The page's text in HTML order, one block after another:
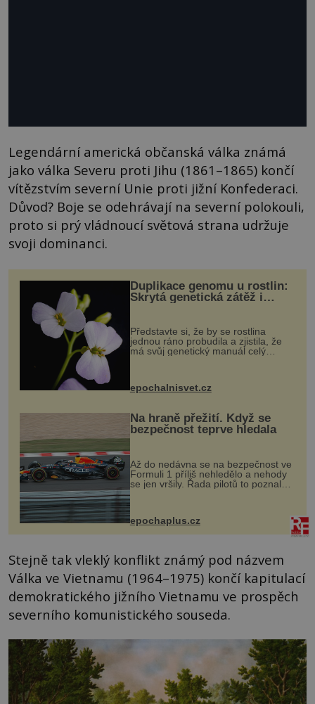
Legendární americká občanská válka známá
jako válka Severu proti Jihu (1861–1865) končí
vítězstvím severní Unie proti jižní Konfederaci.
Důvod? Boje se odehrávají na severní polokouli,
proto si prý vládnoucí světová strana udržuje
svoji dominanci.
Duplikace genomu u rostlin:
Skrytá genetická zátěž i
Představte si, že by se rostlina
jednou ráno probudila a zjistila, že
má svůj genetický manuál celý
vstupenka...
epochalnisvet.cz
Na hraně přežití. Když se
bezpečnost teprve hledala
Až do nedávna se na bezpečnost ve
Formuli 1 příliš nehledělo a nehody
se jen vršily. Řada pilotů to poznala
na vlastní kůži, často s trvalými
následky nebo bohužel i ztrátou
života. Dnes nepochopiteln...
epochaplus.cz
Stejně tak vleklý konflikt známý pod názvem
Válka ve Vietnamu (1964–1975) končí kapitulací
demokratického jižního Vietnamu ve prospěch
severního komunistického souseda.